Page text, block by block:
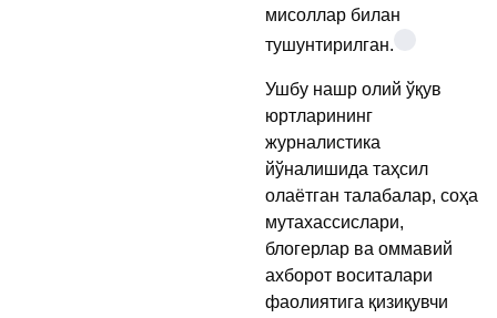
мисоллар билан
тушунтирилган.
Ушбу нашр олий ўқув
юртларининг
журналистика
йўналишида таҳсил
олаётган талабалар, соҳа
мутахассислари,
блогерлар ва оммавий
ахборот воситалари
фаолиятига қизиқувчи